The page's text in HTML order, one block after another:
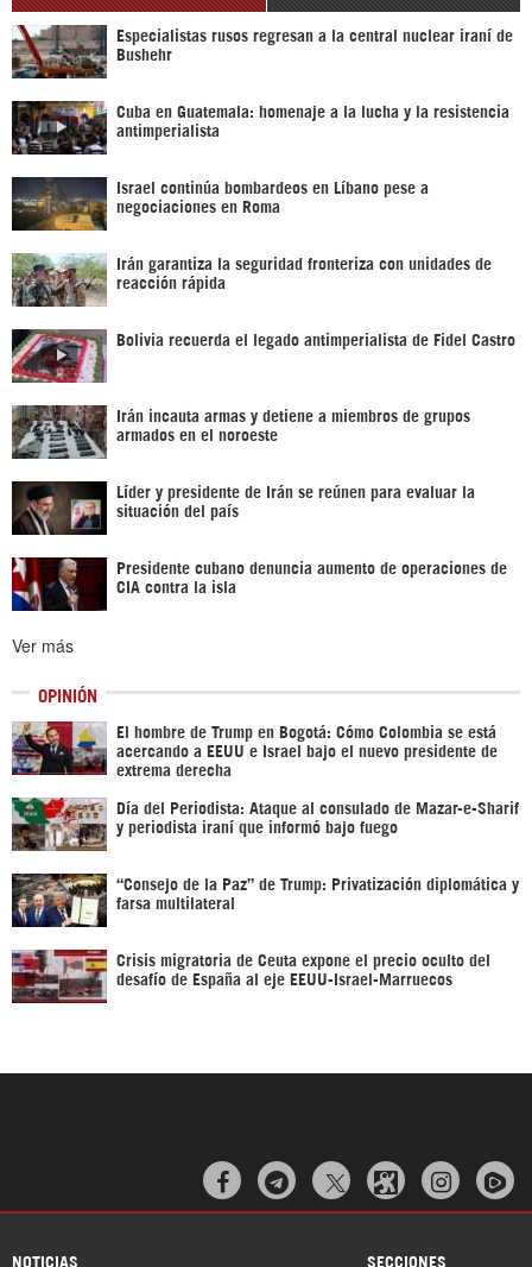
Especialistas rusos regresan a la central nuclear iraní de
Bushehr
Cuba en Guatemala: homenaje a la lucha y la resistencia
antimperialista
Israel continúa bombardeos en Líbano pese a
negociaciones en Roma
Irán garantiza la seguridad fronteriza con unidades de
reacción rápida
Bolivia recuerda el legado antimperialista de Fidel Castro
Irán incauta armas y detiene a miembros de grupos
armados en el noroeste
Líder y presidente de Irán se reúnen para evaluar la
situación del país
Presidente cubano denuncia aumento de operaciones de
CIA contra la isla
Ver más
OPINIÓN
El hombre de Trump en Bogotá: Cómo Colombia se está
acercando a EEUU e Israel bajo el nuevo presidente de
extrema derecha
Día del Periodista: Ataque al consulado de Mazar-e-Sharif
y periodista iraní que informó bajo fuego
“Consejo de la Paz” de Trump: Privatización diplomática y
farsa multilateral
Crisis migratoria de Ceuta expone el precio oculto del
desafío de España al eje EEUU-Israel-Marruecos
  
NOTICIAS SECCIONES